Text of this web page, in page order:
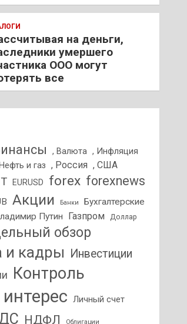
на деньги,
умершего
ООО могут
все
, Валюта , Инфляция
и газ , Россия , США
EURUSD forex forexnews
Акции Банки
Бухгалтерские
Путин Газпром Доллар
обзор
и кадры Инвестиции
Контроль
Личный счет
НДФЛ Облигации